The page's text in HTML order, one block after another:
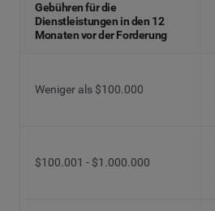
Gebühren für die
Dienstleistungen in den 12
Monaten vor der Forderung
Weniger als $100.000
$100.001 - $1.000.000